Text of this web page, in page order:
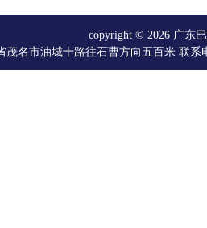
copyright © 2026 广东
茂名市油城十路往石曹方向五百米 联系